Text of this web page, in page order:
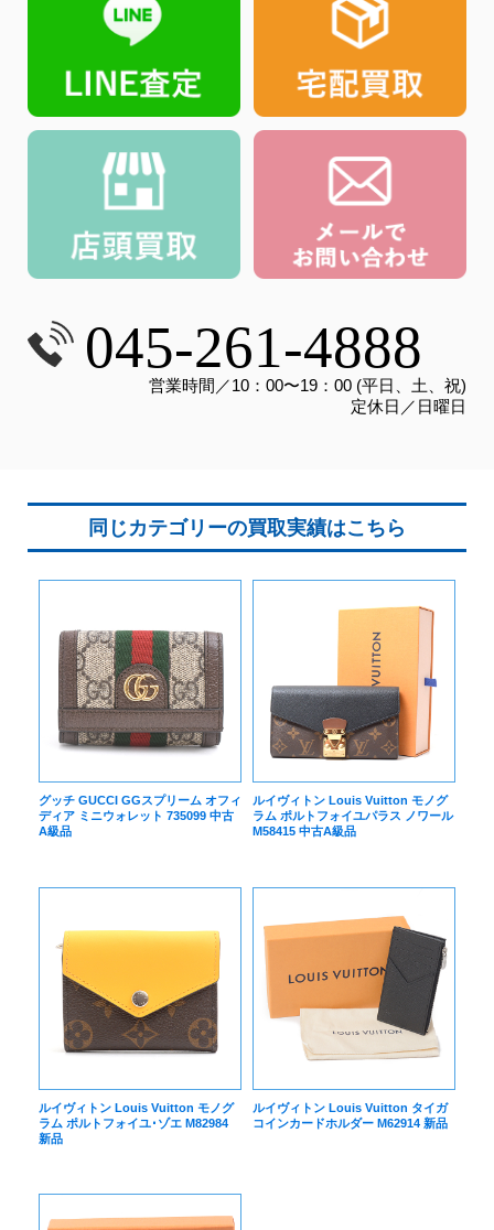
045-261-4888
営業時間／10：00〜19：00 (平日、土、祝)
定休日／日曜日
同じカテゴリーの買取実績はこちら
グッチ GUCCI GGスプリーム オフィ
ディア ミニウォレット 735099 中古
A級品
ルイヴィトン Louis Vuitton モノグ
ラム ポルトフォイユパラス ノワール
M58415 中古A級品
ルイヴィトン Louis Vuitton モノグ
ラム ポルトフォイユ･ゾエ M82984
新品
ルイヴィトン Louis Vuitton タイガ
コインカードホルダー M62914 新品